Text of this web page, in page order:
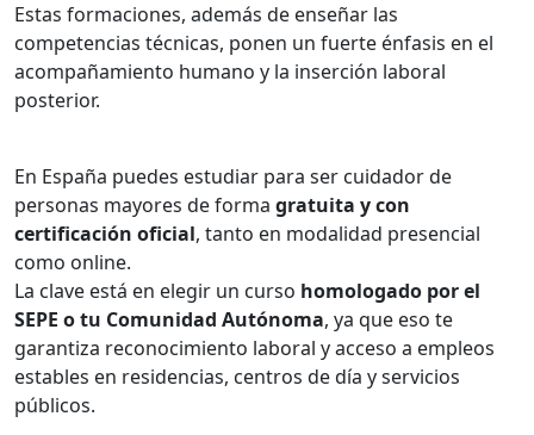
Estas formaciones, además de enseñar las
competencias técnicas, ponen un fuerte énfasis en el
acompañamiento humano y la inserción laboral
posterior.
En España puedes estudiar para ser cuidador de
personas mayores de forma gratuita y con
certificación oficial, tanto en modalidad presencial
como online.
La clave está en elegir un curso homologado por el
SEPE o tu Comunidad Autónoma, ya que eso te
garantiza reconocimiento laboral y acceso a empleos
estables en residencias, centros de día y servicios
públicos.